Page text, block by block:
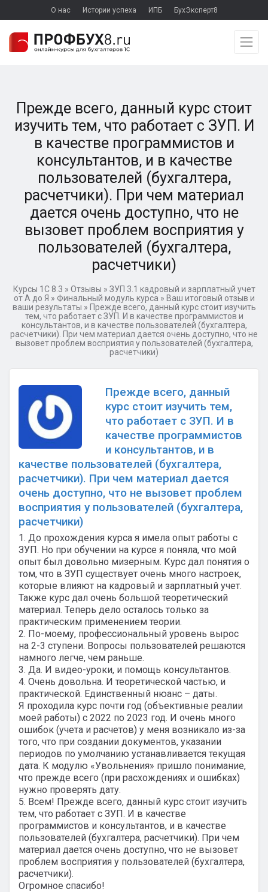
О нас Истории успеха ИПБ БухЭксперт8
Прежде всего, данный курс стоит
изучить тем, что работает с ЗУП. И
в качестве программистов и
консультантов, и в качестве
пользователей (бухгалтера,
расчетчики). При чем материал
дается очень доступно, что не
вызовет проблем восприятия у
пользователей (бухгалтера,
расчетчики)
Курсы 1С 8.3 » Отзывы » ЗУП 3.1 кадровый и зарплатный учет
от А до Я » Финальный модуль курса » Ваш итоговый отзыв и
ваши результаты » Прежде всего, данный курс стоит изучить
тем, что работает с ЗУП. И в качестве программистов и
консультантов, и в качестве пользователей (бухгалтера,
расчетчики). При чем материал дается очень доступно, что не
вызовет проблем восприятия у пользователей (бухгалтера,
расчетчики)
Прежде всего, данный
курс стоит изучить тем,
что работает с ЗУП. И в
качестве программистов
и консультантов, и в
качестве пользователей (бухгалтера,
расчетчики). При чем материал дается
очень доступно, что не вызовет проблем
восприятия у пользователей (бухгалтера,
расчетчики)
1. До прохождения курса я имела опыт работы с
ЗУП. Но при обучении на курсе я поняла, что мой
опыт был довольно мизерным. Курс дал понятия о
том, что в ЗУП существует очень много настроек,
которые влияют на кадровый и зарплатный учет.
Также курс дал очень большой теоретический
материал. Теперь дело осталось только за
практическим применением теории.
2. По-моему, профессиональный уровень вырос
на 2-3 ступени. Вопросы пользователей решаются
намного легче, чем раньше.
3. Да. И видео-уроки, и помощь консультантов.
4. Очень довольна. И теоретической частью, и
практической. Единственный нюанс – даты.
Я проходила курс почти год (объективные реалии
моей работы) с 2022 по 2023 год. И очень много
ошибок (учета и расчетов) у меня возникало из-за
того, что при создании документов, указании
периодов по умолчанию устанавливается текущая
дата. К модулю «Увольнения» пришло понимание,
что прежде всего (при расхождениях и ошибках)
нужно проверять дату.
5. Всем! Прежде всего, данный курс стоит изучить
тем, что работает с ЗУП. И в качестве
программистов и консультантов, и в качестве
пользователей (бухгалтера, расчетчики). При чем
материал дается очень доступно, что не вызовет
проблем восприятия у пользователей (бухгалтера,
расчетчики).
Огромное спасибо!